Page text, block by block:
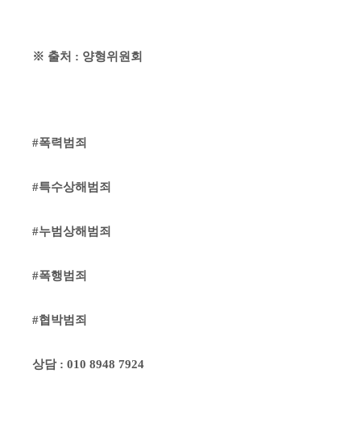
※ 출처 : 양형위원회
#폭력 범죄
#특수상해범죄
#누범상해범죄
#폭행범죄
#협박범죄
상담 : 010 8948 7924